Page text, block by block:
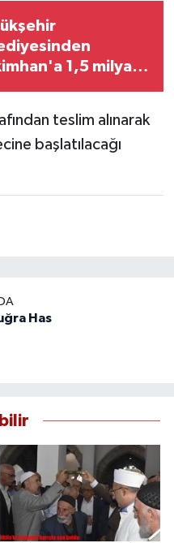
1,5 milyar
teslim alınarak
başlatılacağı
Has